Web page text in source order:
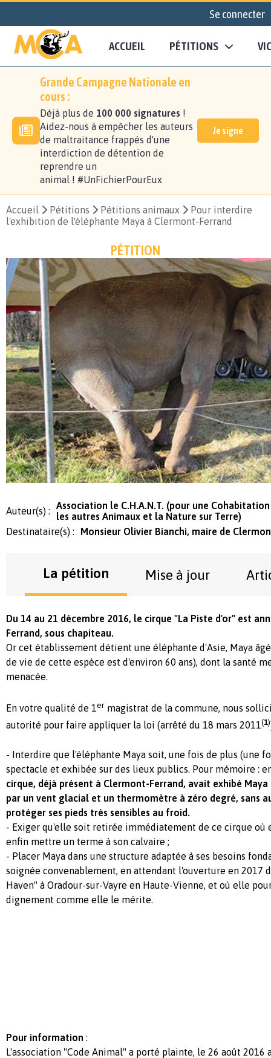
Se connecter
ACCUEIL PÉTITIONS
Grande Campagne Nationale en
cours :
Déjà plus de 100 000 signatures !
Aidez-nous à empêcher les auteurs
de maltraitance frappés d'une
interdiction de détention de
reprendre un
animal ! #UnFichierPourEux
Je signe
Accueil Pétitions Pétitions animaux
Pour interdire
l'exhibition de l'éléphante Maya à Clermont-Ferrand
PÉTITION
Auteur(s) :
Association le C.H.A.N.T. (pour une
les autres Animaux et la Nature sur Terre)
Destinataire(s) :
Monsieur Olivier Bianchi, maire de
La pétition Mise à jour
Du 14 au 21 décembre 2016, le cirque "La Piste d'or" est
Ferrand, sous chapiteau.
Or cet établissement détient une éléphante d'Asie, Maya
de vie de cette espèce est d'environ 60 ans), dont la santé
menacée.
En votre qualité de 1er magistrat de la commune, nous
autorité pour faire appliquer la loi (arrêté du 18 mars 2011(1)
- Interdire que l'éléphante Maya soit, une fois de plus (une
spectacle et exhibée sur des lieux publics. Pour mémoire :
cirque, déjà présent à Clermont-Ferrand, avait exhibé
par un vent glacial et un thermomètre à zéro degré, sans
protéger ses pieds très sensibles au froid.
- Exiger qu'elle soit retirée immédiatement de ce cirque où
enfin mettre un terme à son calvaire ;
- Placer Maya dans une structure adaptée à ses besoins
soignée convenablement, en attendant l'ouverture en 2017
Haven" à Oradour-sur-Vayre en Haute-Vienne, et où elle
dignement comme elle le mérite.
Pour information :
L'association "Code Animal" a porté plainte, le 26 août 2016